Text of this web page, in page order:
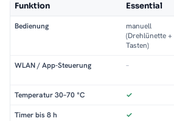
Funktion Essential
Bedienung
manuell
(Drehlünette +
Tasten)
WLAN / App-Steuerung –
Temperatur 30–70 °C ✓
Timer bis 8 h ✓